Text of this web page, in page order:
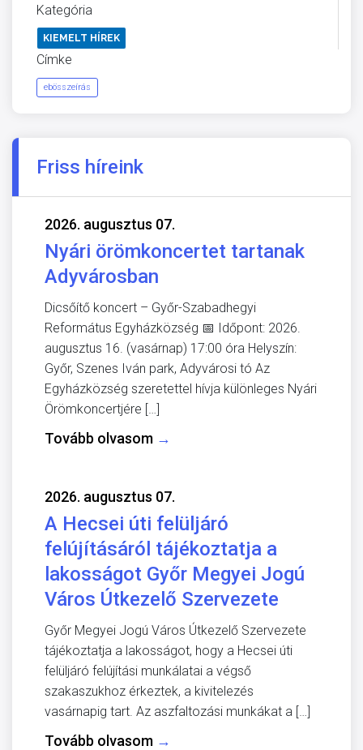
Kategória
KIEMELT HÍREK
Címke
ebösszeírás
Friss híreink
2026. augusztus 07.
Nyári örömkoncertet tartanak
Adyvárosban
Dicsőítő koncert – Győr-Szabadhegyi
Református Egyházközség 📅 Időpont: 2026.
augusztus 16. (vasárnap) 17:00 óra Helyszín:
Győr, Szenes Iván park, Adyvárosi tó Az
Egyházközség szeretettel hívja különleges Nyári
Örömkoncertjére […]
Tovább olvasom →
2026. augusztus 07.
A Hecsei úti felüljáró
felújításáról tájékoztatja a
lakosságot Győr Megyei Jogú
Város Útkezelő Szervezete
Győr Megyei Jogú Város Útkezelő Szervezete
tájékoztatja a lakosságot, hogy a Hecsei úti
felüljáró felújítási munkálatai a végső
szakaszukhoz érkeztek, a kivitelezés
vasárnapig tart. Az aszfaltozási munkákat a […]
Tovább olvasom →